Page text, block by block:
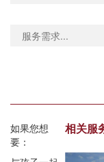
如果您想
要：
相关服